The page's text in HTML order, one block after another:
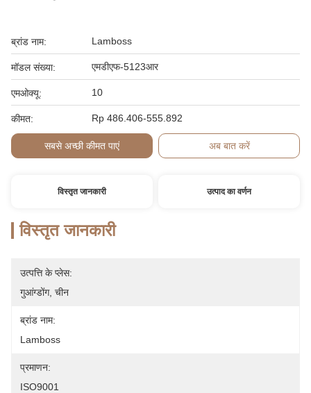
ब्रांड नाम: Lamboss
मॉडल संख्या: एमडीएफ-5123आर
एमओक्यू: 10
कीमत: Rp 486.406-555.892
सबसे अच्छी कीमत पाएं अब बात करें
विस्तृत जानकारी उत्पाद का वर्णन
विस्तृत जानकारी
उत्पत्ति के प्लेस:
गुआंग्डोंग, चीन
ब्रांड नाम:
Lamboss
प्रमाणन:
ISO9001